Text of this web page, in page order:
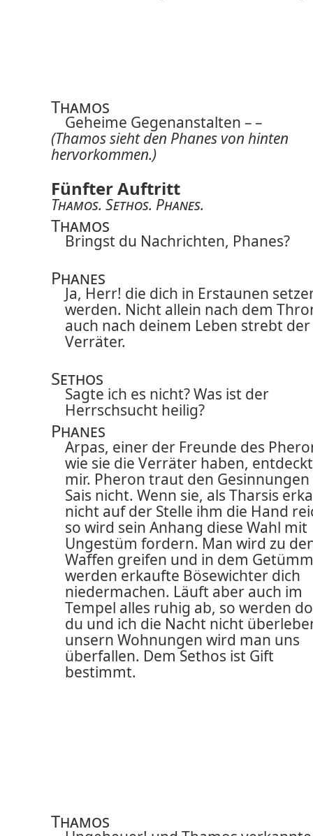
Thamos
Geheime Gegenanstalten – –
(Thamos sieht den Phanes von hinten
hervorkommen.)
Fünfter Auftritt
Thamos. Sethos. Phanes.
Thamos
Bringst du Nachrichten, Phanes?
Phanes
Ja, Herr! die dich in Erstaunen
werden. Nicht allein nach dem
auch nach deinem Leben strebt der
Verräter.
Sethos
Sagte ich es nicht? Was ist der
Herrschsucht heilig?
Phanes
Arpas, einer der Freunde des
wie sie die Verräter haben,
mir. Pheron traut den
Sais nicht. Wenn sie, als Tharsis
nicht auf der Stelle ihm die Hand
so wird sein Anhang diese Wahl mit
Ungestüm fordern. Man wird zu
Waffen greifen und in dem
werden erkaufte Bösewichter dich
niedermachen. Läuft aber auch im
Tempel alles ruhig ab, so werden
du und ich die Nacht nicht
unsern Wohnungen wird man uns
überfallen. Dem Sethos ist Gift
bestimmt.
Thamos